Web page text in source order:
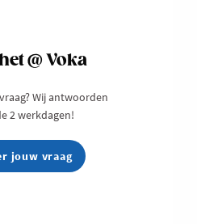
@ Voka
Wij antwoorden
2 werkdagen!
jouw vraag